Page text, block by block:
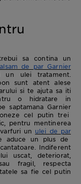
sa contina un
de par Garnier
un ulei tratament.
sunt atent alese
si te ajuta sa iti
o hidratare in
saptamana Garnier
cel putin trei
pentru mentinerea
un ulei de par
aduce un plus de
Indiferent
uscat, deteriorat,
fragil, respecta
sa fie cel putin